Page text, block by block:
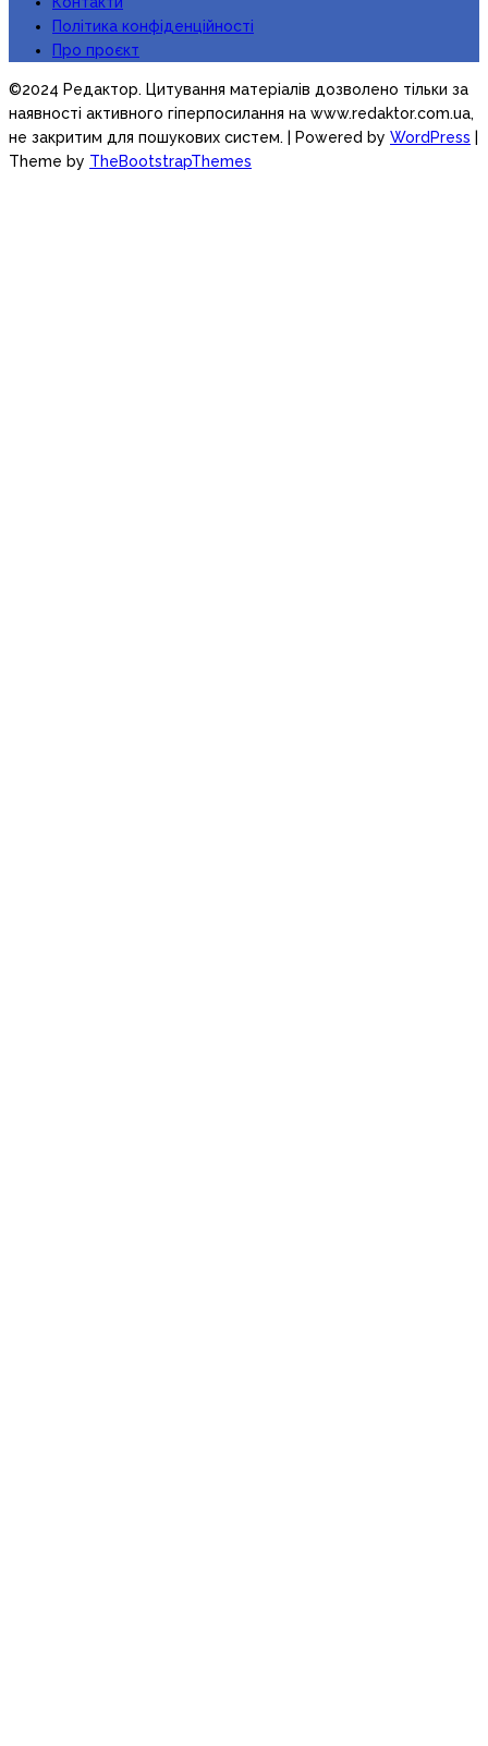
Політика конфіденційності
Про проєкт
©2024 Редактор. Цитування матеріалів дозволено тільки за
наявності активного гіперпосилання на www.redaktor.com.ua,
не закритим для пошукових систем. | Powered by WordPress
Theme by TheBootstrapThemes